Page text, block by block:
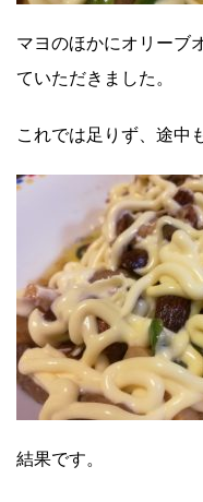
マヨのほかにオリーブ
ていただきました。
これでは足りず、途中
結果です。